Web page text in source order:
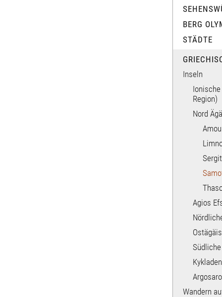
BERG
STÄDTE
Inseln
Region)
Nord
Agios
Kykladen
Wandern